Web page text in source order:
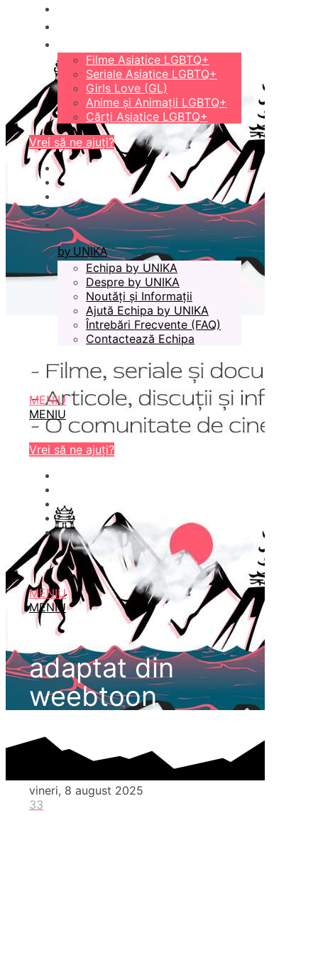
Filme Asiatice LGBTQ+
Seriale Asiatice LGBTQ+
Girls Love (GL)
Anime și Animații LGBTQ+
Cărți Asiatice LGBTQ+
Vrei să ne ajuți?
by UNIKA
Echipa by UNIKA
Despre by UNIKA
Noutăți și Informații
Ajută Echipa by UNIKA
Întrebări Frecvente (FAQ)
Contactează Echipa
MENIU
MENIU
Vrei să ne ajuți?
MENIU
MENIU
adaptat din
weebtoon
vineri, 8 august 2025
33